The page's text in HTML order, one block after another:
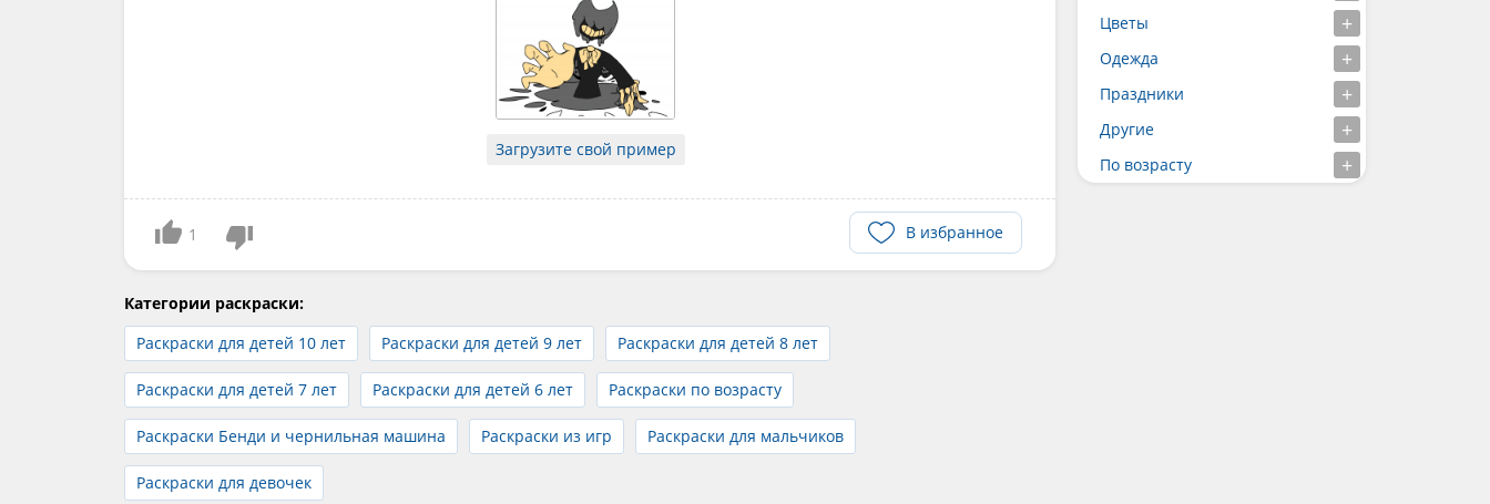
Загрузите свой пример
1 В избранное
Категории раскраски:
Раскраски для детей 10 лет
Раскраски для детей 9 лет Раскраски для детей 8 лет
Раскраски для детей 7 лет Раскраски для детей 6 лет Раскраски по возрасту
Раскраски Бенди и чернильная машина Раскраски из игр Раскраски для мальчиков
Раскраски для девочек
Цветы
Одежда
Праздники
Другие
По возрасту